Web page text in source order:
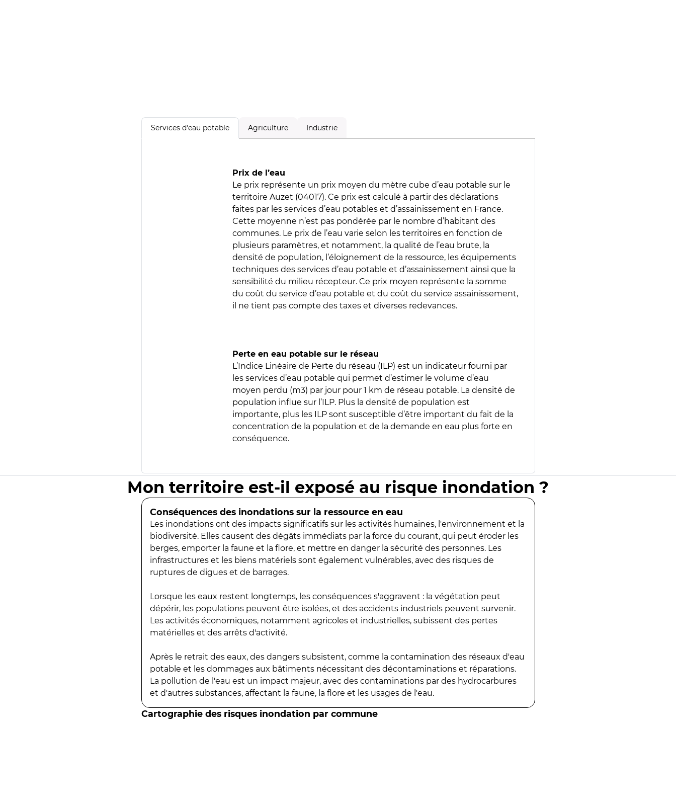
Services d'eau potable Agriculture Industrie
Prix de l’eau
Le prix représente un prix moyen du mètre cube d’eau potable sur le
territoire Auzet (04017). Ce prix est calculé à partir des déclarations
faites par les services d’eau potables et d’assainissement en France.
Cette moyenne n’est pas pondérée par le nombre d’habitant des
communes. Le prix de l’eau varie selon les territoires en fonction de
plusieurs paramètres, et notamment, la qualité de l’eau brute, la
densité de population, l’éloignement de la ressource, les équipements
techniques des services d’eau potable et d’assainissement ainsi que la
sensibilité du milieu récepteur. Ce prix moyen représente la somme
du coût du service d’eau potable et du coût du service assainissement,
il ne tient pas compte des taxes et diverses redevances.
Perte en eau potable sur le réseau
L’Indice Linéaire de Perte du réseau (ILP) est un indicateur fourni par
les services d’eau potable qui permet d’estimer le volume d’eau
moyen perdu (m3) par jour pour 1 km de réseau potable. La densité de
population influe sur l’ILP. Plus la densité de population est
importante, plus les ILP sont susceptible d’être important du fait de la
concentration de la population et de la demande en eau plus forte en
conséquence.
Mon territoire est-il exposé au risque inondation ?
Conséquences des inondations sur la ressource en eau
Les inondations ont des impacts significatifs sur les activités humaines, l'environnement et la
biodiversité. Elles causent des dégâts immédiats par la force du courant, qui peut éroder les
berges, emporter la faune et la flore, et mettre en danger la sécurité des personnes. Les
infrastructures et les biens matériels sont également vulnérables, avec des risques de
ruptures de digues et de barrages.
Lorsque les eaux restent longtemps, les conséquences s'aggravent : la végétation peut
dépérir, les populations peuvent être isolées, et des accidents industriels peuvent survenir.
Les activités économiques, notamment agricoles et industrielles, subissent des pertes
matérielles et des arrêts d'activité.
Après le retrait des eaux, des dangers subsistent, comme la contamination des réseaux d'eau
potable et les dommages aux bâtiments nécessitant des décontaminations et réparations.
La pollution de l'eau est un impact majeur, avec des contaminations par des hydrocarbures
et d'autres substances, affectant la faune, la flore et les usages de l'eau.
Cartographie des risques inondation par commune